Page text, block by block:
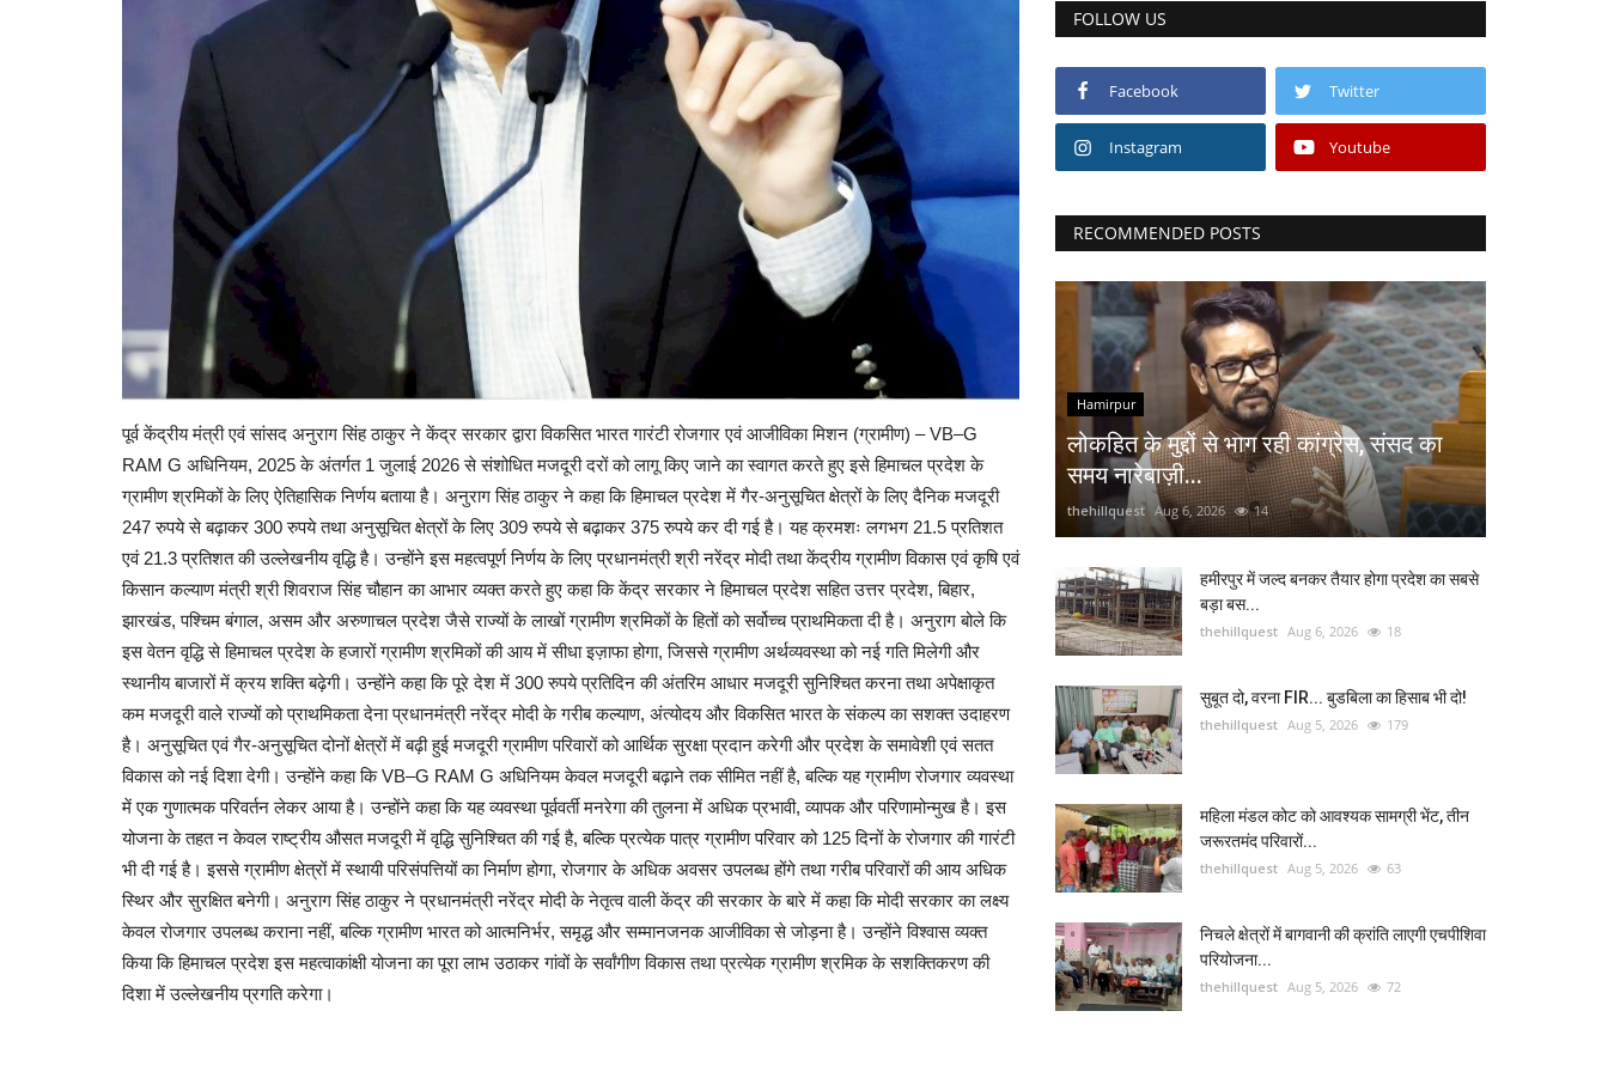
पूर्व केंद्रीय मंत्री एवं सांसद अनुराग सिंह ठाकुर ने केंद्र सरकार द्वारा विकसित भारत गारंटी रोजगार एवं आजीविका मिशन (ग्रामीण) – VB–G
RAM G अधिनियम, 2025 के अंतर्गत 1 जुलाई 2026 से संशोधित मजदूरी दरों को लागू किए जाने का स्वागत करते हुए इसे हिमाचल प्रदेश के
ग्रामीण श्रमिकों के लिए ऐतिहासिक निर्णय बताया है। अनुराग सिंह ठाकुर ने कहा कि हिमाचल प्रदेश में गैर-अनुसूचित क्षेत्रों के लिए दैनिक मजदूरी
247 रुपये से बढ़ाकर 300 रुपये तथा अनुसूचित क्षेत्रों के लिए 309 रुपये से बढ़ाकर 375 रुपये कर दी गई है। यह क्रमशः लगभग 21.5 प्रतिशत
एवं 21.3 प्रतिशत की उल्लेखनीय वृद्धि है। उन्होंने इस महत्वपूर्ण निर्णय के लिए प्रधानमंत्री श्री नरेंद्र मोदी तथा केंद्रीय ग्रामीण विकास एवं कृषि एवं
किसान कल्याण मंत्री श्री शिवराज सिंह चौहान का आभार व्यक्त करते हुए कहा कि केंद्र सरकार ने हिमाचल प्रदेश सहित उत्तर प्रदेश, बिहार,
झारखंड, पश्चिम बंगाल, असम और अरुणाचल प्रदेश जैसे राज्यों के लाखों ग्रामीण श्रमिकों के हितों को सर्वोच्च प्राथमिकता दी है। अनुराग बोले कि
इस वेतन वृद्धि से हिमाचल प्रदेश के हजारों ग्रामीण श्रमिकों की आय में सीधा इज़ाफा होगा, जिससे ग्रामीण अर्थव्यवस्था को नई गति मिलेगी और
स्थानीय बाजारों में क्रय शक्ति बढ़ेगी। उन्होंने कहा कि पूरे देश में 300 रुपये प्रतिदिन की अंतरिम आधार मजदूरी सुनिश्चित करना तथा अपेक्षाकृत
कम मजदूरी वाले राज्यों को प्राथमिकता देना प्रधानमंत्री नरेंद्र मोदी के गरीब कल्याण, अंत्योदय और विकसित भारत के संकल्प का सशक्त उदाहरण
है। अनुसूचित एवं गैर-अनुसूचित दोनों क्षेत्रों में बढ़ी हुई मजदूरी ग्रामीण परिवारों को आर्थिक सुरक्षा प्रदान करेगी और प्रदेश के समावेशी एवं सतत
विकास को नई दिशा देगी। उन्होंने कहा कि VB–G RAM G अधिनियम केवल मजदूरी बढ़ाने तक सीमित नहीं है, बल्कि यह ग्रामीण रोजगार व्यवस्था
में एक गुणात्मक परिवर्तन लेकर आया है। उन्होंने कहा कि यह व्यवस्था पूर्ववर्ती मनरेगा की तुलना में अधिक प्रभावी, व्यापक और परिणामोन्मुख है। इस
योजना के तहत न केवल राष्ट्रीय औसत मजदूरी में वृद्धि सुनिश्चित की गई है, बल्कि प्रत्येक पात्र ग्रामीण परिवार को 125 दिनों के रोजगार की गारंटी
भी दी गई है। इससे ग्रामीण क्षेत्रों में स्थायी परिसंपत्तियों का निर्माण होगा, रोजगार के अधिक अवसर उपलब्ध होंगे तथा गरीब परिवारों की आय अधिक
स्थिर और सुरक्षित बनेगी। अनुराग सिंह ठाकुर ने प्रधानमंत्री नरेंद्र मोदी के नेतृत्व वाली केंद्र की सरकार के बारे में कहा कि मोदी सरकार का लक्ष्य
केवल रोजगार उपलब्ध कराना नहीं, बल्कि ग्रामीण भारत को आत्मनिर्भर, समृद्ध और सम्मानजनक आजीविका से जोड़ना है। उन्होंने विश्वास व्यक्त
किया कि हिमाचल प्रदेश इस महत्वाकांक्षी योजना का पूरा लाभ उठाकर गांवों के सर्वांगीण विकास तथा प्रत्येक ग्रामीण श्रमिक के सशक्तिकरण की
दिशा में उल्लेखनीय प्रगति करेगा।
FOLLOW US
Facebook Twitter
Instagram Youtube
RECOMMENDED POSTS
Hamirpur
लोकहित के मुद्दों से भाग रही कांग्रेस, संसद का
समय नारेबाज़ी...
thehillquest Aug 6, 2026 14
हमीरपुर में जल्द बनकर तैयार होगा प्रदेश का सबसे
बड़ा बस...
thehillquest Aug 6, 2026 18
सुबूत दो, वरना FIR... बुडबिला का हिसाब भी दो!
thehillquest Aug 5, 2026 179
महिला मंडल कोट को आवश्यक सामग्री भेंट, तीन
जरूरतमंद परिवारों...
thehillquest Aug 5, 2026 63
निचले क्षेत्रों में बागवानी की क्रांति लाएगी एचपीशिवा
परियोजना...
thehillquest Aug 5, 2026 72